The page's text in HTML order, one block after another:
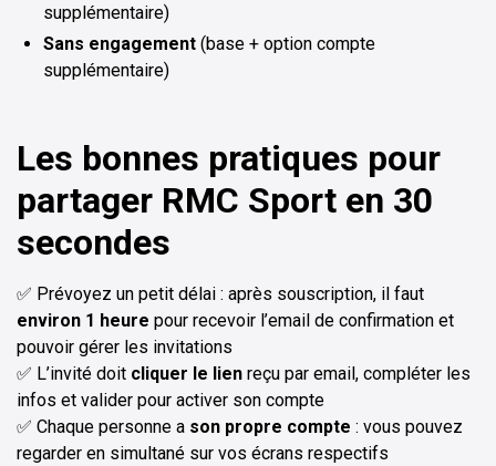
supplémentaire)
Sans engagement (base + option compte
supplémentaire)
Les bonnes pratiques pour
partager RMC Sport en 30
secondes
✅ Prévoyez un petit délai : après souscription, il faut
environ 1 heure pour recevoir l’email de confirmation et
pouvoir gérer les invitations
✅ L’invité doit cliquer le lien reçu par email, compléter les
infos et valider pour activer son compte
✅ Chaque personne a son propre compte : vous pouvez
regarder en simultané sur vos écrans respectifs